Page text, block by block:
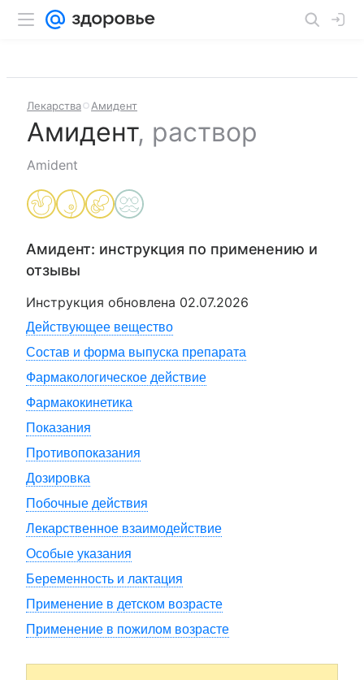
Лекарства Амидент
Амидент, раствор
Amident
Амидент: инструкция по применению и
отзывы
Инструкция обновлена 02.07.2026
Действующее вещество
Состав и форма выпуска препарата
Фармакологическое действие
Фармакокинетика
Показания
Противопоказания
Дозировка
Побочные действия
Лекарственное взаимодействие
Особые указания
Беременность и лактация
Применение в детском возрасте
Применение в пожилом возрасте